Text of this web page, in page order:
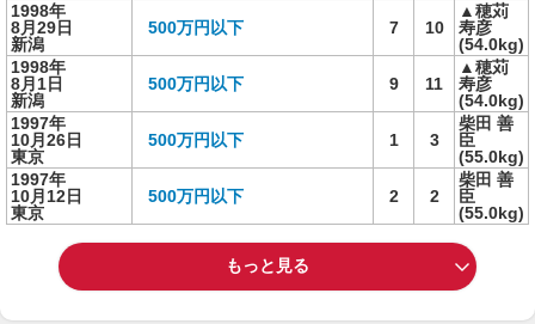
1998年
8月29日
新潟
500万円以下 7 10
▲穂苅
寿彦
(54.0kg)
1998年
8月1日
新潟
500万円以下 9 11
▲穂苅
寿彦
(54.0kg)
1997年
10月26日
東京
500万円以下 1 3
柴田 善
臣
(55.0kg)
1997年
10月12日
東京
500万円以下 2 2
柴田 善
臣
(55.0kg)
もっと見る